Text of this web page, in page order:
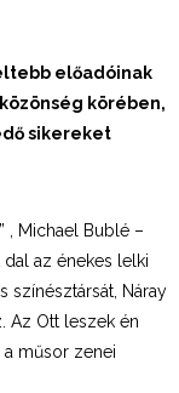
előadóinak
körében,
sikereket
, Michael Bublé –
az énekes lelki
színésztársát, Náray
Az Ott leszek én
műsor zenei